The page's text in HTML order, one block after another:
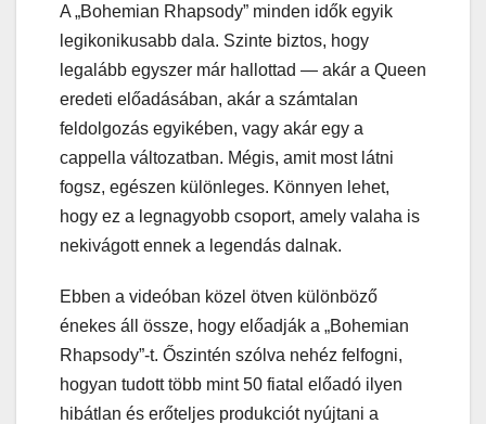
A „Bohemian Rhapsody” minden idők egyik
legikonikusabb dala. Szinte biztos, hogy
legalább egyszer már hallottad — akár a Queen
eredeti előadásában, akár a számtalan
feldolgozás egyikében, vagy akár egy a
cappella változatban. Mégis, amit most látni
fogsz, egészen különleges. Könnyen lehet,
hogy ez a legnagyobb csoport, amely valaha is
nekivágott ennek a legendás dalnak.
Ebben a videóban közel ötven különböző
énekes áll össze, hogy előadják a „Bohemian
Rhapsody”-t. Őszintén szólva nehéz felfogni,
hogyan tudott több mint 50 fiatal előadó ilyen
hibátlan és erőteljes produkciót nyújtani a